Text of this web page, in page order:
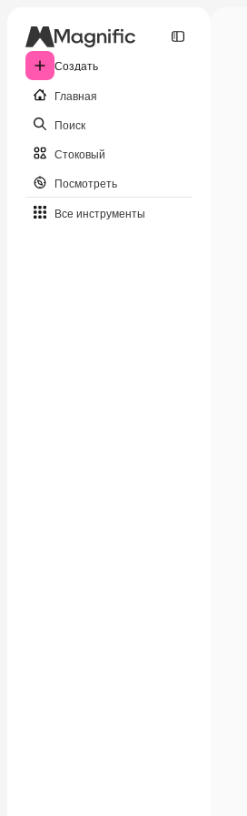
Создать
Главная
Поиск
Стоковый
Посмотреть
Все инструменты